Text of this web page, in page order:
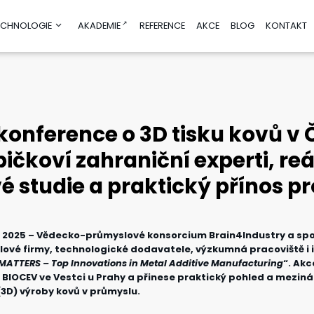
Test before Invest
AI Helpdesk
AI/DIGI akcelerátor
Poradenství v oblasti udržitelnosti
Finanční poradenství pro inovace
AKADEMIE REFERENCE AKCE BLOG KONTAKT
o 3D tisku kovů v
zahraniční experti,
studie a praktický přínos
2025 – Vědecko-průmyslové konsorcium Brain4Industry a
firmy, technologické dodavatele, výzkumná pracoviště i
MATTERS – Top Innovations in Metal Additive Manufacturing“.
BIOCEV ve Vestci u Prahy a přinese praktický pohled a
výroby kovů v průmyslu.